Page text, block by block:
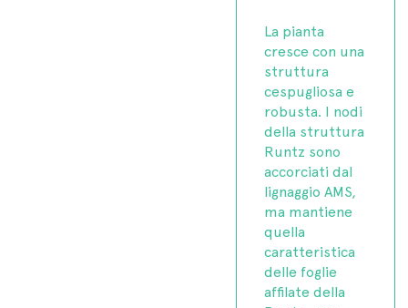
La pianta
cresce con una
struttura
cespugliosa e
robusta. I nodi
della struttura
Runtz sono
accorciati dal
lignaggio AMS,
ma mantiene
quella
caratteristica
delle foglie
affilate della